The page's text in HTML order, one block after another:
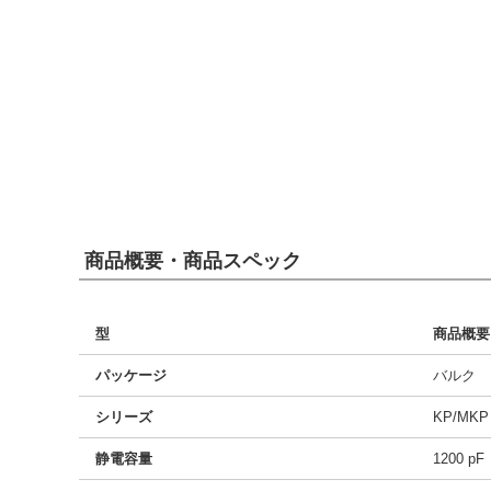
商品概要・商品スペック
型 商品概要
パッケージ バルク
シリーズ KP/
静電容量 1200 pF